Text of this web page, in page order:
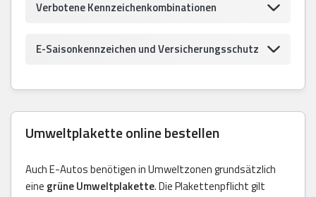
Verbotene Kennzeichenkombinationen
E-Saisonkennzeichen und Versicherungsschutz
Umweltplakette online bestellen
Auch E-Autos benötigen in Umweltzonen grundsätzlich
eine grüne Umweltplakette. Die Plakettenpflicht gilt